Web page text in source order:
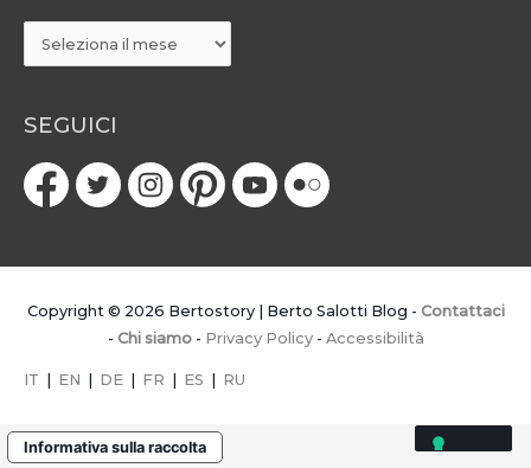
SEGUICI
Copyright © 2026 Bertostory | Berto Salotti Blog - Contattaci
- Chi siamo- Privacy Policy- Accessibilità
IT EN DE FR ES RU
Informativa sulla raccolta